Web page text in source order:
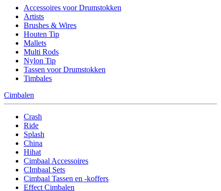
Accessoires voor Drumstokken
Artists
Brushes & Wires
Houten Tip
Mallets
Multi Rods
Nylon Tip
Tassen voor Drumstokken
Timbales
Cimbalen
Crash
Ride
Splash
China
Hihat
Cimbaal Accessoires
CImbaal Sets
Cimbaal Tassen en -koffers
Effect Cimbalen